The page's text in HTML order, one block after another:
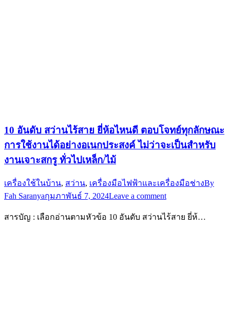
10 อันดับ สว่านไร้สาย ยี่ห้อไหนดี ตอบโจทย์ทุกลักษณะ
การใช้งานได้อย่างอเนกประสงค์ ไม่ว่าจะเป็นสำหรับ
งานเจาะสกรู ทั่วไปเหล็ก/ไม้
เครื่องใช้ในบ้าน, สว่าน, เครื่องมือไฟฟ้าและเครื่องมือช่างBy
Fah Saranyaกุมภาพันธ์ 7, 2024Leave a comment
สารบัญ : เลือกอ่านตามหัวข้อ 10 อันดับ สว่านไร้สาย ยี่ห้…